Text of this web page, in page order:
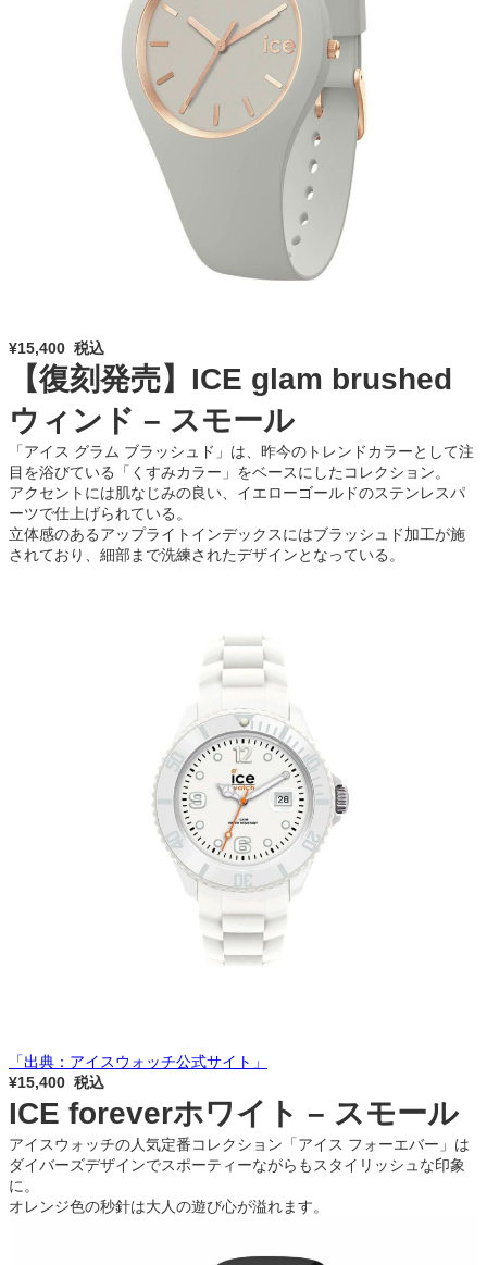
¥15,400 税込
【復刻発売】ICE glam brushed
ウィンド – スモール
「アイス グラム ブラッシュド」は、昨今のトレンドカラーとして注
目を浴びている「くすみカラー」をベースにしたコレクション。
アクセントには肌なじみの良い、イエローゴールドのステンレスパ
ーツで仕上げられている。
立体感のあるアップライトインデックスにはブラッシュド加工が施
されており、細部まで洗練されたデザインとなっている。
「出典：アイスウォッチ公式サイト」
¥15,400 税込
ICE foreverホワイト – スモール
アイスウォッチの人気定番コレクション「アイス フォーエバー」は
ダイバーズデザインでスポーティーながらもスタイリッシュな印象
に。
オレンジ色の秒針は大人の遊び心が溢れます。